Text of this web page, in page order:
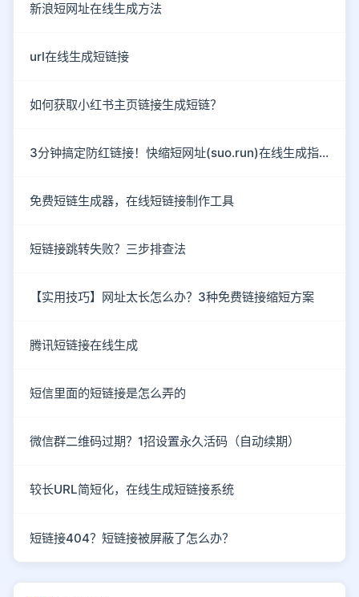
新浪短网址在线生成方法
url在线生成短链接
如何获取小红书主页链接生成短链？
3分钟搞定防红链接！快缩短网址(suo.run)在线生成指南
免费短链生成器，在线短链接制作工具
短链接跳转失败？三步排查法
【实用技巧】网址太长怎么办？3种免费链接缩短方案
腾讯短链接在线生成
短信里面的短链接是怎么弄的
微信群二维码过期？1招设置永久活码（自动续期）
较长URL简短化，在线生成短链接系统
短链接404？短链接被屏蔽了怎么办？